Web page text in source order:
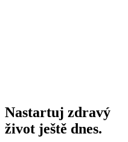
Nastartuj zdravý
život ještě dnes.